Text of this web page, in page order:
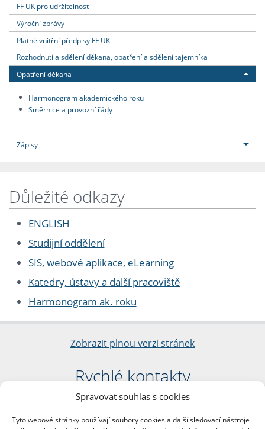
Spravovat souhlas s cookies
Tyto webové stránky používají soubory cookies a další sledovací nástroje
FF UK pro udržitelnost
Výroční zprávy
Platné vnitřní předpisy FF UK
Rozhodnutí a sdělení děkana, opatření a sdělení tajemníka
Opatření děkana
Harmonogram akademického roku
Směrnice a provozní řády
Zápisy
Důležité odkazy
ENGLISH
Studijní oddělení
SIS, webové aplikace, eLearning
Katedry, ústavy a další pracoviště
Harmonogram ak. roku
Zobrazit plnou verzi stránek
Rychlé kontakty
Filozofická fakulta
nám. Jana Palacha 1/2